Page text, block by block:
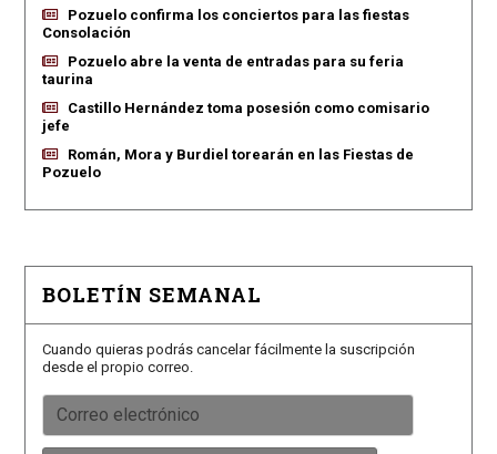
Pozuelo confirma los conciertos para las fiestas
Consolación
Pozuelo abre la venta de entradas para su feria
taurina
Castillo Hernández toma posesión como comisario
jefe
Román, Mora y Burdiel torearán en las Fiestas de
Pozuelo
BOLETÍN SEMANAL
Cuando quieras podrás cancelar fácilmente la suscripción
desde el propio correo.